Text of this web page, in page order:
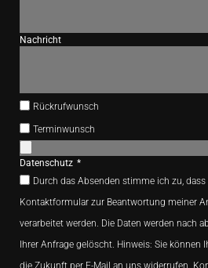
Nachricht
Rückrufwunsch
Terminwunsch
Datenschutz
Durch das Absenden stimme ich zu,
Kontaktformular zur Beantwortung meiner
verarbeitet werden. Die Daten werden nach
Ihrer Anfrage gelöscht. Hinweis: Sie
die Zukunft per E-Mail an uns widerrufen.